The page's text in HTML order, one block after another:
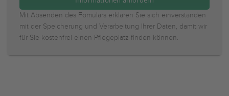
Mit Absenden des Fomulars erklären Sie sich einverstanden
mit der Speicherung und Verarbeitung Ihrer Daten, damit wir
für Sie kostenfrei einen Pflegeplatz finden können.